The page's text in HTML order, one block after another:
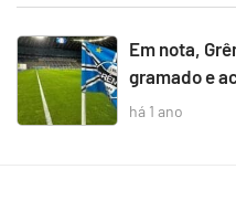
Em nota,
gramado e
há 1 ano